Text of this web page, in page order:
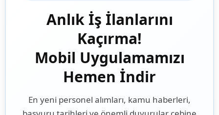
Anlık İş İlanlarını
Kaçırma!
Mobil Uygulamamızı
Hemen İndir
En yeni personel alımları, kamu haberleri,